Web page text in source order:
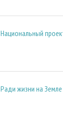
Национальный
Ради жизни на Земле